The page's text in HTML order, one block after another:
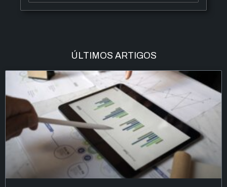
ÚLTIMOS ARTIGOS